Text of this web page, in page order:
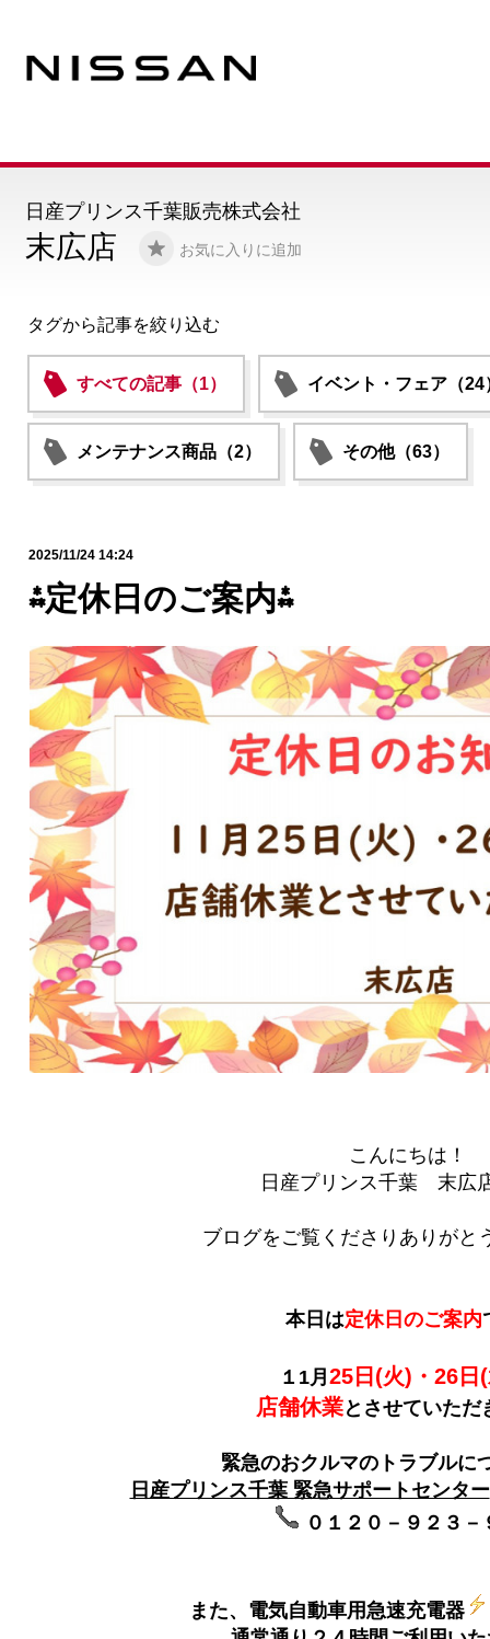
末広店 お気に入りに追加
日産プリンス千葉販売株式会社
タグから記事を絞り込む
すべての記事（1） イベント・フェア（24
メンテナンス商品（2） その他（63）
2025/11/24 14:24
⁂定休日のご案内⁂
こんにちは！
日産プリンス千葉 末広
ブログをご覧くださりありがと
本日は定休日のご案内
１1月 25日(火)・26日
店舗休業とさせていただ
緊急のおクルマのトラブルに
日産プリンス千葉 緊急サポートセンター
０１２０－９２３－
また、電気自動車用急速充電器